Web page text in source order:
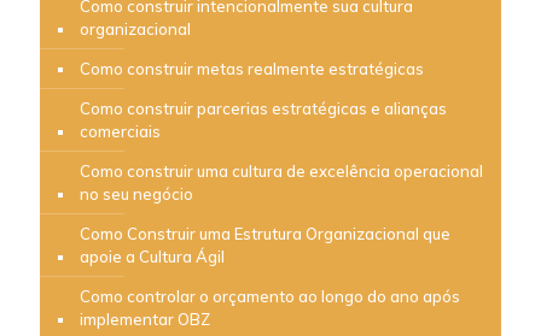
Como construir intencionalmente sua cultura
organizacional
Como construir metas realmente estratégicas
Como construir parcerias estratégicas e alianças
comerciais
Como construir uma cultura de excelência operacional
no seu negócio
Como Construir uma Estrutura Organizacional que
apoie a Cultura Ágil
Como controlar o orçamento ao longo do ano após
implementar OBZ